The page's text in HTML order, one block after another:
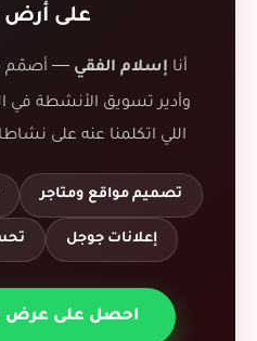
على أرض
أنا إسلام الفقي — أصمّم
وأدير تسويق الأنشطة في
اللي اتكلمنا عنه على
تصميم مواقع ومتاجر
إعلانات جوجل
احصل على عرض